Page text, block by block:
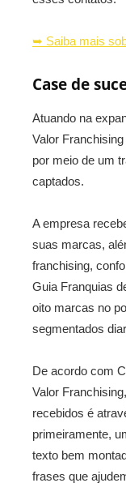
➥ Saiba mais
Case de
Atuando na
Valor
por meio de um
captados.
A empresa
suas marcas,
franchising,
Guia Franquias
oito marcas no
segmentados
De acordo com
Valor
recebidos é
primeiramente,
texto bem
frases que